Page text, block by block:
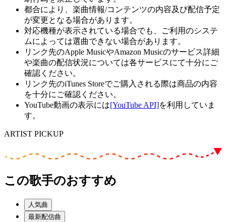
都合により、楽曲情報/コンテンツの内容及び配信予定
が変更となる場合があります。
対応機種が表示されている場合でも、ご利用のシステ
ムによっては選曲できない場合があります。
リンク先のApple MusicやAmazon Musicのサービス詳細
や楽曲の配信状況については各サービスにて十分にご
確認ください。
リンク先のiTunes Storeでご購入される際は商品の内容
を十分にご確認ください。
YouTube動画の表示には[YouTube API]を利用していま
す。
ARTIST PICKUP
この歌手のおすすめ
人気曲
最新配信曲